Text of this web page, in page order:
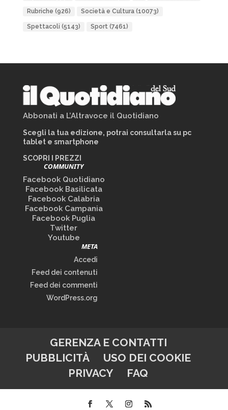
Rubriche (926) Società e Cultura(10073)
Spettacoli (5143) Sport (7461)
Abbonati a L’Altravoce il Quotidiano
Scegli la tua edizione, potrai consultarla su pc
tablet e smartphone
SCOPRI I PREZZI
COMMUNITY
Facebook Quotidiano
Facebook Basilicata
Facebook Calabria
Facebook Campania
Facebook Puglia
Twitter
Youtube
META
Accedi
Feed dei contenuti
Feed dei commenti
WordPress.org
GERENZA E CONTATTI
PUBBLICITÀ
USO DEI COOKIE
PRIVACY
FAQ